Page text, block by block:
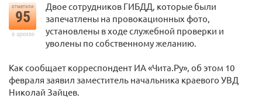
отметили
95
в архиве
Двое сотрудников ГИБДД, которые были
запечатлены на провокационных фото,
установлены в ходе служебной проверки и
уволены по собственному желанию.
Как сообщает корреспондент ИА «Чита.Ру», об этом 10
февраля заявил заместитель начальника краевого УВД
Николай Зайцев.